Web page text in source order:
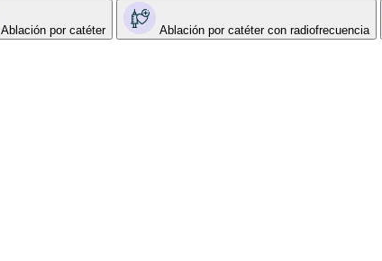
Ablación por catéter Ablación por catéter con radiofrecuencia